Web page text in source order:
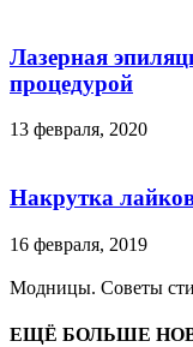
Лазерная
процедурой
13 февраля, 2020
Накрутка
16 февраля, 2019
Модницы. Советы
ЕЩЁ БОЛЬШЕ